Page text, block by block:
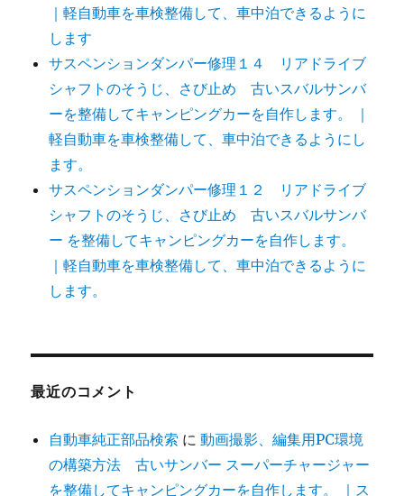
｜軽自動車を車検整備して、車中泊できるように
します
サスペンションダンパー修理１４ リアドライブ
シャフトのそうじ、さび止め 古いスバルサンバ
ーを整備してキャンピングカーを自作します。 ｜
軽自動車を車検整備して、車中泊できるようにし
ます。
サスペンションダンパー修理１２ リアドライブ
シャフトのそうじ、さび止め 古いスバルサンバ
ー を整備してキャンピングカーを自作します。
｜軽自動車を車検整備して、車中泊できるように
します。
最近のコメント
自動車純正部品検索 に動画撮影、編集用PC環境
の構築方法 古いサンバー スーパーチャージャー
を整備してキャンピングカーを自作します。 ｜ス